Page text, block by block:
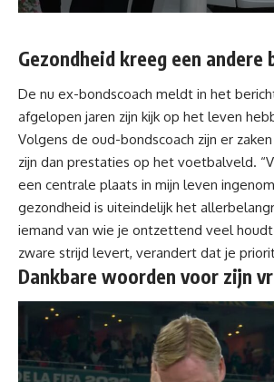
Gezondheid kreeg een andere
De nu ex-bondscoach meldt in het
afgelopen jaren zijn kijk op het leven
Volgens de oud-bondscoach zijn er
zijn dan prestaties op het voetbalveld.
een centrale plaats in mijn leven
gezondheid is uiteindelijk het
iemand van wie je ontzettend veel
zware strijd levert, verandert dat je
Dankbare woorden voor zijn